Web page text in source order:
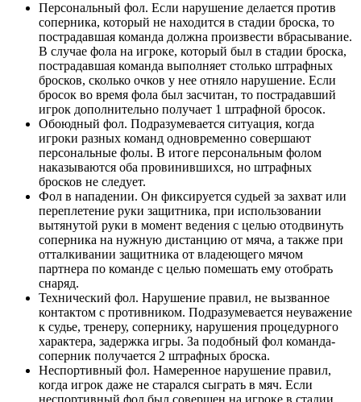
Персональный фол. Если нарушение делается против
соперника, который не находится в стадии броска, то
пострадавшая команда должна произвести вбрасывание.
В случае фола на игроке, который был в стадии броска,
пострадавшая команда выполняет столько штрафных
бросков, сколько очков у нее отняло нарушение. Если
бросок во время фола был засчитан, то пострадавший
игрок дополнительно получает 1 штрафной бросок.
Обоюдный фол. Подразумевается ситуация, когда
игроки разных команд одновременно совершают
персональные фолы. В итоге персональным фолом
наказываются оба провинившихся, но штрафных
бросков не следует.
Фол в нападении. Он фиксируется судьей за захват или
переплетение руки защитника, при использовании
вытянутой руки в момент ведения с целью отодвинуть
соперника на нужную дистанцию от мяча, а также при
отталкивании защитника от владеющего мячом
партнера по команде с целью помешать ему отобрать
снаряд.
Технический фол. Нарушение правил, не вызванное
контактом с противником. Подразумевается неуважение
к судье, тренеру, сопернику, нарушения процедурного
характера, задержка игры. За подобный фол команда-
соперник получается 2 штрафных броска.
Неспортивный фол. Намеренное нарушение правил,
когда игрок даже не старался сыграть в мяч. Если
неспортивный фол был совершен на игроке в стадии